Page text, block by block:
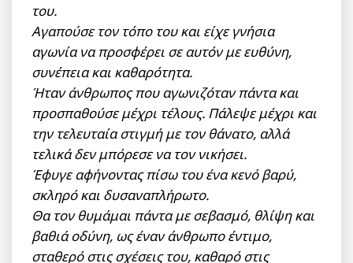
του.
Αγαπούσε τον τόπο του και είχε γνήσια
αγωνία να προσφέρει σε αυτόν με ευθύνη,
συνέπεια και καθαρότητα.
Ήταν άνθρωπος που αγωνιζόταν πάντα και
προσπαθούσε μέχρι τέλους. Πάλεψε μέχρι και
την τελευταία στιγμή με τον θάνατο, αλλά
τελικά δεν μπόρεσε να τον νικήσει.
Έφυγε αφήνοντας πίσω του ένα κενό βαρύ,
σκληρό και δυσαναπλήρωτο.
Θα τον θυμάμαι πάντα με σεβασμό, θλίψη και
βαθιά οδύνη, ως έναν άνθρωπο έντιμο,
σταθερό στις σχέσεις του, καθαρό στις